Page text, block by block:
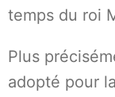
temps du roi
Plus
adopté pour